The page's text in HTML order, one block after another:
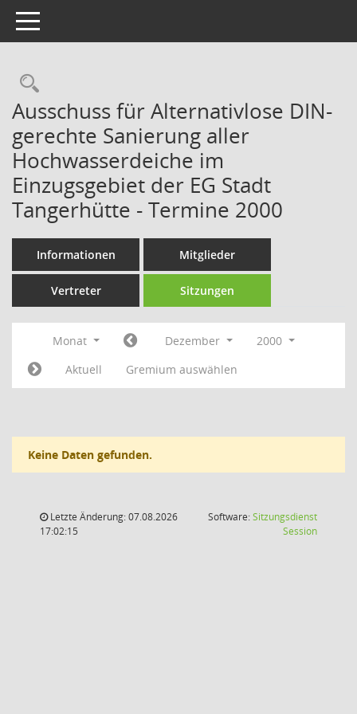
Toggle navigation
Rechercheauswahl
Ausschuss für Alternativlose DIN-
gerechte Sanierung aller
Hochwasserdeiche im
Einzugsgebiet der EG Stadt
Tangerhütte - Termine 2000
Informationen Mitglieder
Vertreter Sitzungen
Monat Dezember
2000
Aktuell
Gremium auswählen
Keine Daten gefunden.
Letzte Änderung: 07.08.2026
17:02:15
Software:Sitzungsdienst
Session(Wird in